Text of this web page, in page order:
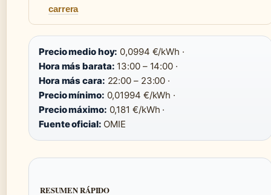
carrera
Precio medio hoy: 0,0994 €/kWh ·
Hora más barata: 13:00 – 14:00 ·
Hora más cara: 22:00 – 23:00 ·
Precio mínimo: 0,01994 €/kWh ·
Precio máximo: 0,181 €/kWh ·
Fuente oficial: OMIE
RESUMEN RÁPIDO